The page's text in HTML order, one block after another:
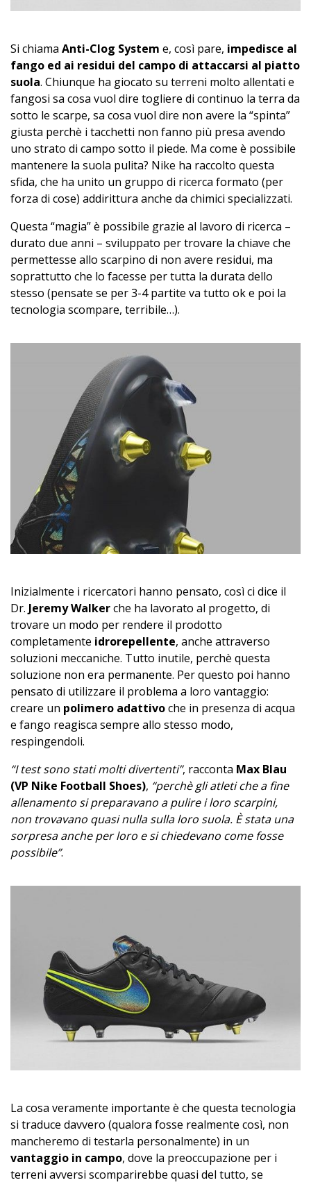
Si chiama Anti-Clog System e, così pare, impedisce al
fango ed ai residui del campo di attaccarsi al piatto
suola. Chiunque ha giocato su terreni molto allentati e
fangosi sa cosa vuol dire togliere di continuo la terra da
sotto le scarpe, sa cosa vuol dire non avere la “spinta”
giusta perchè i tacchetti non fanno più presa avendo
uno strato di campo sotto il piede. Ma come è possibile
mantenere la suola pulita? Nike ha raccolto questa
sfida, che ha unito un gruppo di ricerca formato (per
forza di cose) addirittura anche da chimici specializzati.
Questa “magia” è possibile grazie al lavoro di ricerca –
durato due anni – sviluppato per trovare la chiave che
permettesse allo scarpino di non avere residui, ma
soprattutto che lo facesse per tutta la durata dello
stesso (pensate se per 3-4 partite va tutto ok e poi la
tecnologia scompare, terribile…).
Inizialmente i ricercatori hanno pensato, così ci dice il
Dr. Jeremy Walkerche ha lavorato al progetto, di
trovare un modo per rendere il prodotto
completamente idrorepellente, anche attraverso
soluzioni meccaniche. Tutto inutile, perchè questa
soluzione non era permanente. Per questo poi hanno
pensato di utilizzare il problema a loro vantaggio:
creare un polimero adattivoche in presenza di acqua
e fango reagisca sempre allo stesso modo,
respingendoli.
“I test sono stati molti divertenti”, racconta Max Blau
(VP Nike Football Shoes), “perchè gli atleti che a fine
allenamento si preparavano a pulire i loro scarpini,
non trovavano quasi nulla sulla loro suola. È stata una
sorpresa anche per loro e si chiedevano come fosse
possibile”.
La cosa veramente importante è che questa tecnologia
si traduce davvero (qualora fosse realmente così, non
mancheremo di testarla personalmente) in un
vantaggio in campo, dove la preoccupazione per i
terreni avversi scomparirebbe quasi del tutto, se